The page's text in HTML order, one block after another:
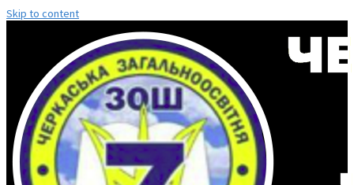
Skip to content